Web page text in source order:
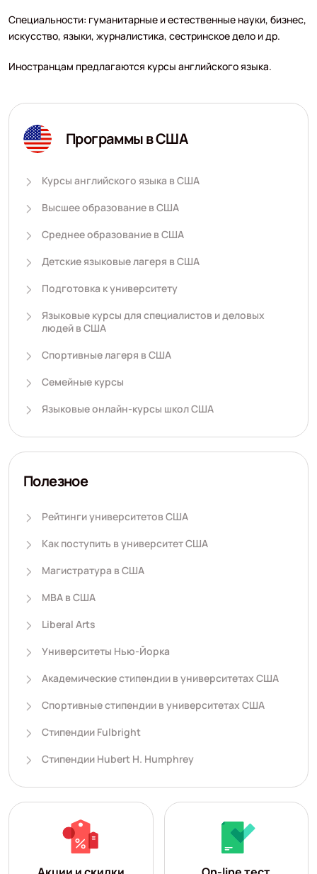
Специальности: гуманитарные и естественные науки, бизнес,
искусство, языки, журналистика, сестринское дело и др.
Иностранцам предлагаются курсы английского языка.
Программы в США
Курсы английского языка в США
Высшее образование в США
Среднее образование в США
Детские языковые лагеря в США
Подготовка к университету
Языковые курсы для специалистов и деловых
людей в США
Спортивные лагеря в США
Семейные курсы
Языковые онлайн-курсы школ США
Полезное
Рейтинги университетов США
Как поступить в университет США
Магистратура в США
MBA в США
Liberal Arts
Университеты Нью-Йорка
Академические стипендии в университетах США
Спортивные стипендии в университетах США
Стипендии Fulbright
Стипендии Hubert H. Humphrey